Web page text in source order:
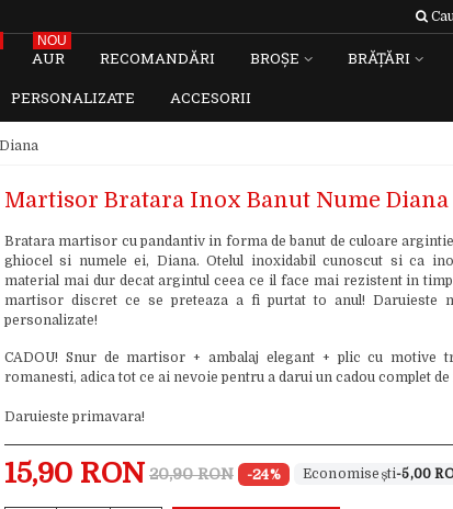
AUR
NOU
RECOMANDĂRI BROȘE BRĂȚĂRI
PERSONALIZATE ACCESORII
Martisor Bratara Inox Banut Nume Diana
Bratara martisor cu pandantiv in forma de banut de culoare
ghiocel si numele ei, Diana. Otelul inoxidabil cunoscut si ca
material mai dur decat argintul ceea ce il face mai rezistent in
martisor discret ce se preteaza a fi purtat to anul! Daruieste
personalizate!
CADOU! Snur de martisor + ambalaj elegant + plic cu motive
romanesti, adica tot ce ai nevoie pentru a darui un cadou complet
Daruieste primavara!
15,90 RON 20,90 RON -24% -5,00